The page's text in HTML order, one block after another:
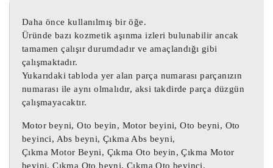
21624890-5 Clio Çıkma Motor Beyni
7700105560
7700103919 Twingo Çıkma Motor Beyni
7700105560
7700103919 / HOM7700105560
7700105560 / 21624890-5 / 7700103515
7700103919 Motor Beyni / 7700103919
Motor Beyni
Daha önce kullanılmış bir öğe.
Üründe bazı kozmetik aşınma izleri bulunabilir ancak
tamamen çalışır durumdadır ve amaçlandığı gibi
çalışmaktadır.
Yukarıdaki tabloda yer alan parça numarası parçanızın
numarası ile aynı olmalıdır, aksi takdirde parça düzgün
çalışmayacaktır.
Motor beyni, Oto beyin, Motor beyini, Oto beyni, Oto
beyinci, Abs beyni, Çıkma Abs beyni,
Çıkma Motor Beyni, Çıkma Oto beyin, Çıkma Motor
beyini, Çıkma Oto beyni, Çıkma Oto beyinci,